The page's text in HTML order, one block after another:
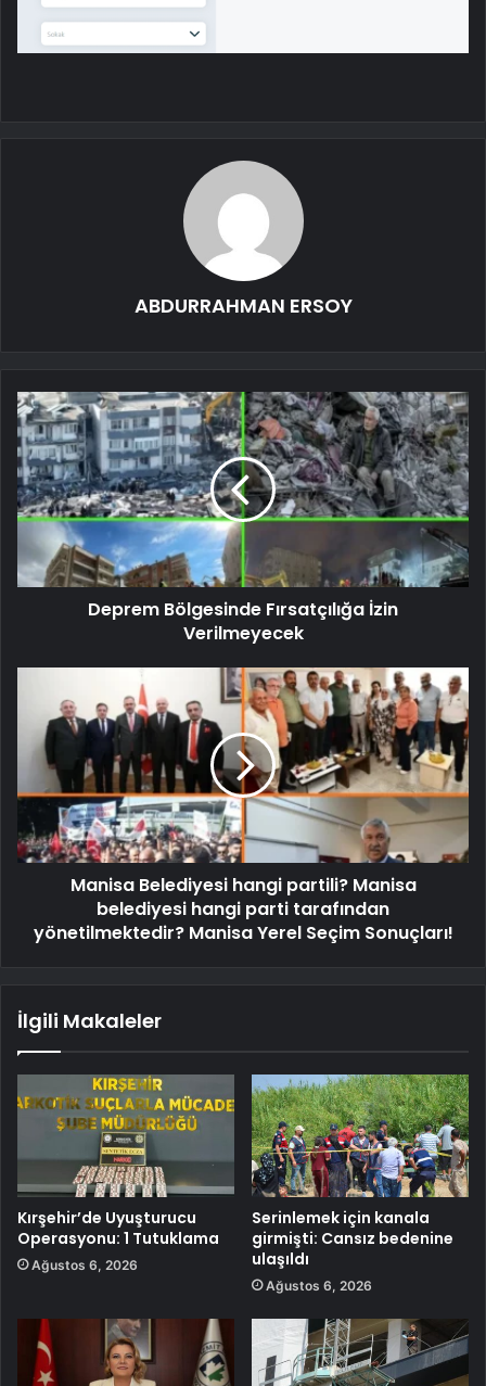
ABDURRAHMAN ERSOY
Deprem Bölgesinde Fırsatçılığa İzin
Verilmeyecek
Manisa Belediyesi hangi partili? Manisa
belediyesi hangi parti tarafından
yönetilmektedir? Manisa Yerel Seçim Sonuçları!
İlgili Makaleler
Kırşehir’de Uyuşturucu
Operasyonu: 1 Tutuklama
Ağustos 6, 2026
Serinlemek için kanala
girmişti: Cansız bedenine
ulaşıldı
Ağustos 6, 2026